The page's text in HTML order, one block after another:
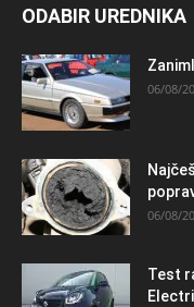
ODABIR UREDNIKA
06/08/
06/08/
Test